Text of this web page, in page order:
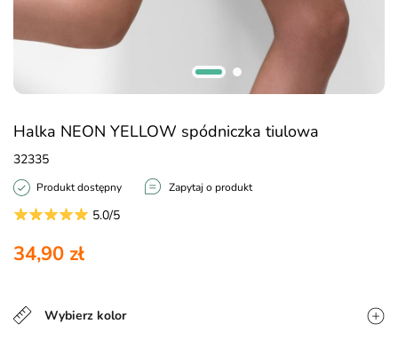
Halka NEON YELLOW spódniczka tiulowa
32335
Produkt dostępny Zapytaj o produkt
5.0/5
34,90 zł
Wybierz kolor